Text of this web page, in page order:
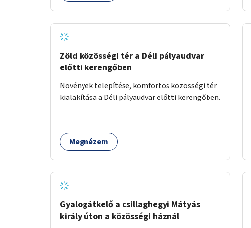
Zöld közösségi tér a Déli pályaudvar
előtti kerengőben
Növények telepítése, komfortos közösségi tér
kialakítása a Déli pályaudvar előtti kerengőben.
Megnézem
Gyalogátkelő a csillaghegyi Mátyás
király úton a közösségi háznál